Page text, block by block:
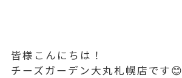
皆様こんにちは！
チーズガーデン大丸札幌店です😊